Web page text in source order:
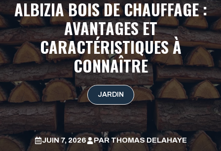
ALBIZIA BOIS DE CHAUFFAGE :
AVANTAGES ET
CARACTÉRISTIQUES À
CONNAÎTRE
JARDIN
JUIN 7, 2026 PARTHOMAS DELAHAYE